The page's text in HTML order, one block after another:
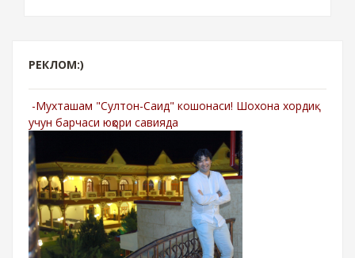
РЕКЛОМ:)
-Мухташам "Султон-Саид" кошонаси! Шохона хордиқ
учун барчаси юқори савияда